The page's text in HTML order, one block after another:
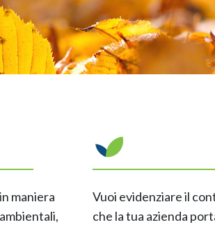
maniera
Vuoi evidenziare il
che la tua azienda